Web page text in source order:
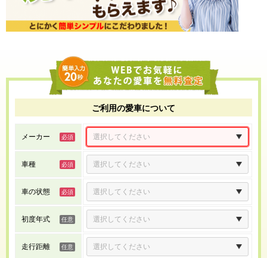
ご利用の愛車について
メーカー
車種
車の状態
初度年式
走行距離